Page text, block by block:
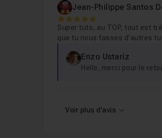
Jean-Philippe Santos
5
Super tuto, au TOP, tout est
que tu nous fasses d'autres
Enzo Ustariz
Hello, merci pour le
Voir plus d'avis